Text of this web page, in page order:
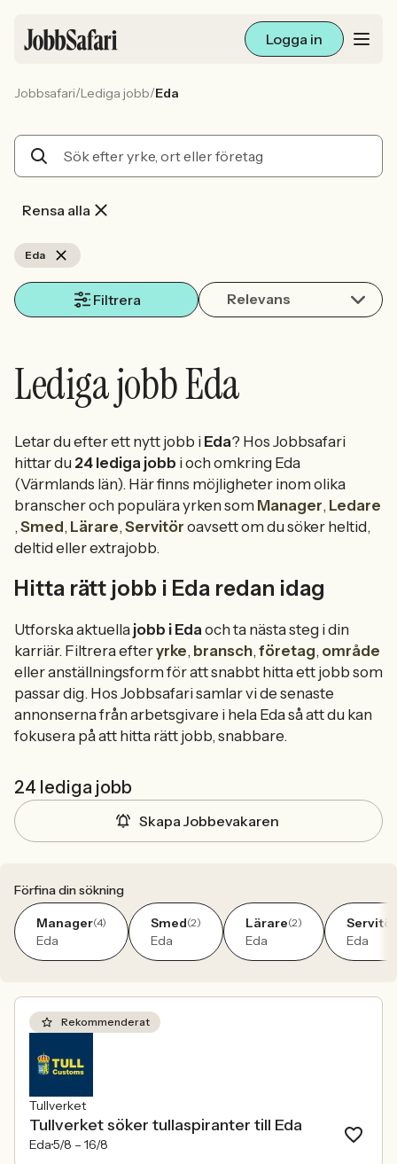
Logga in
Arbetsliv och karriär
Sök med AI
Jobbsafari/Lediga jobb/Eda
Rensa alla
Eda
Filtrera Relevans
Lediga jobb Eda
Letar du efter ett nytt jobb i Eda? Hos Jobbsafari
hittar du 24 lediga jobb i och omkring Eda
(Värmlands län). Här finns möjligheter inom olika
branscher och populära yrken som Manager, Ledare
,Smed, Lärare,Servitör oavsett om du söker heltid,
deltid eller extrajobb.
Hitta rätt jobb i Eda redan idag
Utforska aktuella jobb i Edaoch ta nästa steg i din
karriär. Filtrera efteryrke, bransch,företag, område
eller anställningsform för att snabbt hitta ett jobb som
passar dig. Hos Jobbsafari samlar vi de senaste
annonserna från arbetsgivare i hela Eda så att du kan
fokusera på att hitta rätt jobb, snabbare.
24 lediga jobb
Skapa Jobbevakaren
Förfina din sökning
Manager(4)
Eda
Smed(2)
Eda
Lärare(2)
Eda
Servitör
Eda
Rekommenderat
Tullverket
Tullverket söker tullaspiranter till Eda
Eda5/8 – 16/8